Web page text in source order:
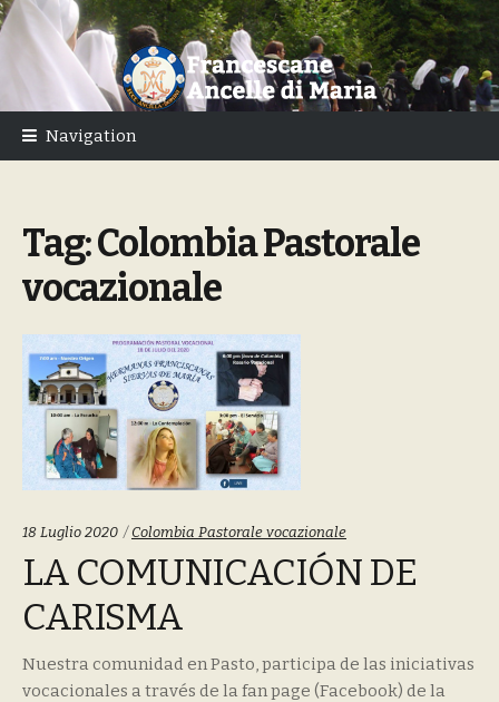
navigation
content
Navigation
Tag:Colombia Pastorale
vocazionale
18 Luglio 2020 Tags:
Colombia Pastorale vocazionale
LA COMUNICACIÓN DE
CARISMA
Nuestra comunidad en Pasto, participa de las iniciativas
vocacionales a través de la fan page (Facebook) de la